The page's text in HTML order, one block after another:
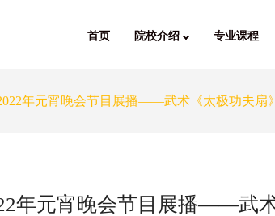
首页 院校介绍 专业课程
年元宵晚会节目展播——武术《太极功夫扇》
年元宵晚会节目展播——武术